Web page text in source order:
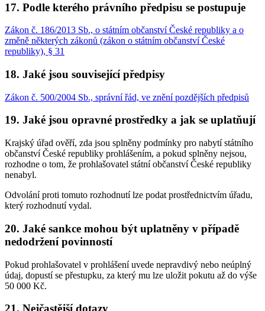
17. Podle kterého právního předpisu se postupuje
Zákon č. 186/2013 Sb., o státním občanství České republiky a o
změně některých zákonů (zákon o státním občanství České
republiky), § 31
18. Jaké jsou související předpisy
Zákon č. 500/2004 Sb., správní řád, ve znění pozdějších předpisů
19. Jaké jsou opravné prostředky a jak se uplatňují
Krajský úřad ověří, zda jsou splněny podmínky pro nabytí státního
občanství České republiky prohlášením, a pokud splněny nejsou,
rozhodne o tom, že prohlašovatel státní občanství České republiky
nenabyl.
Odvolání proti tomuto rozhodnutí lze podat prostřednictvím úřadu,
který rozhodnutí vydal.
20. Jaké sankce mohou být uplatněny v případě
nedodržení povinností
Pokud prohlašovatel v prohlášení uvede nepravdivý nebo neúplný
údaj, dopustí se přestupku, za který mu lze uložit pokutu až do výše
50 000 Kč.